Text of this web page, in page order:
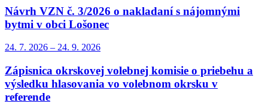
Návrh VZN č. 3/2026 o nakladaní s nájomnými
bytmi v obci Lošonec
24. 7. 2026 – 24. 9. 2026
Zápisnica okrskovej volebnej komisie o priebehu a
výsledku hlasovania vo volebnom okrsku v
referende